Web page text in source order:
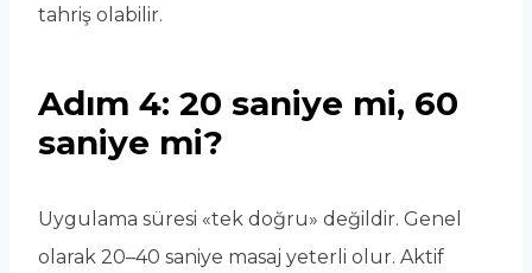
tahriş olabilir.
Adım 4: 20 saniye mi, 60
saniye mi?
Uygulama süresi «tek doğru» değildir. Genel
olarak 20–40 saniye masaj yeterli olur. Aktif